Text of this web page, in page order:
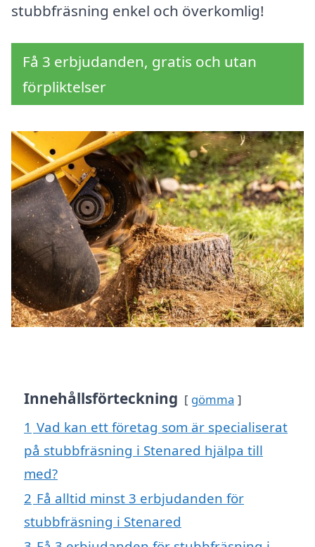
stubbfräsning enkel och överkomlig!
Få 3 erbjudanden, gratis och utan
förpliktelser
Innehållsförteckning gömma
1 Vad kan ett företag som är specialiserat
på stubbfräsning i Stenared hjälpa till
med?
2 Få alltid minst 3 erbjudanden för
stubbfräsning i Stenared